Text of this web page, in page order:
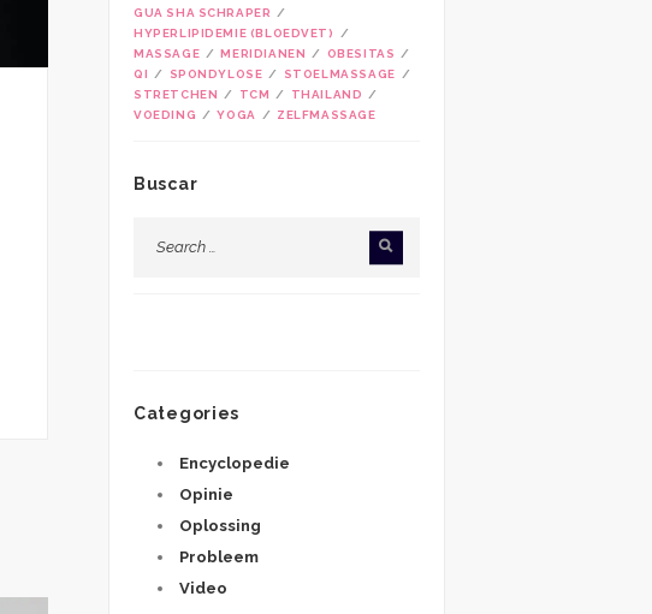
GUA SHA SCHRAPER
HYPERLIPIDEMIE (BLOEDVET)
MASSAGE
MERIDIANEN
OBESITAS
QI
SPONDYLOSE
STOELMASSAGE
STRETCHEN
TCM
THAILAND
VOEDING
YOGA ZELFMASSAGE
Buscar
Categories
Encyclopedie
Opinie
Oplossing
Probleem
Video